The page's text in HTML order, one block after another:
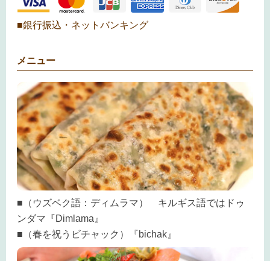
■銀行振込・ネットバンキング
メニュー
■（ウズベク語：ディムラマ） キルギス語ではドゥ
ンダマ『Dimlama』
■（春を祝うビチャック）『bichak』